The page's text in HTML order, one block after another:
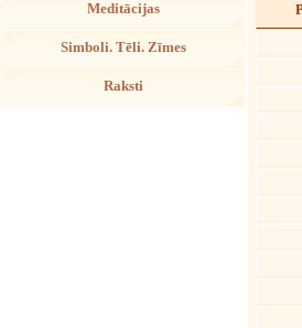
Meditācijas
Simboli. Tēli. Zīmes
Raksti